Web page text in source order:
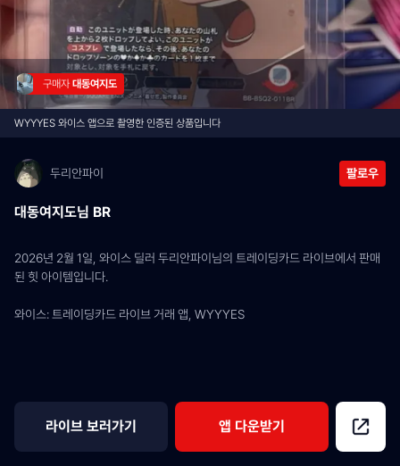
구매자 대동여지도
WYYYES 와이스 앱으로 촬영한 인증된 상품입니다
두리안파이 팔로우
대동여지도님 BR
2026년 2월 1일, 와이스 딜러 두리안파이님의 트레이딩카드 라이브에서 판매
된 힛 아이템입니다.
와이스: 트레이딩카드 라이브 거래 앱, WYYYES
라이브 보러가기 앱 다운받기